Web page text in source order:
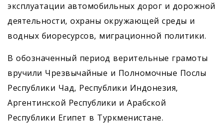
эксплуатации автомобильных дорог и дорожной
деятельности, охраны окружающей среды и
водных биоресурсов, миграционной политики.
В обозначенный период верительные грамоты
вручили Чрезвычайные и Полномочные Послы
Республики Чад, Республики Индонезия,
Аргентинской Республики и Арабской
Республики Египет в Туркменистане.